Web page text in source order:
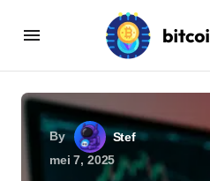
By
Stef
mei 7, 2025